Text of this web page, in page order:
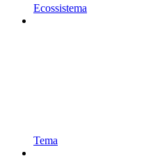
Ecossistema
Tema